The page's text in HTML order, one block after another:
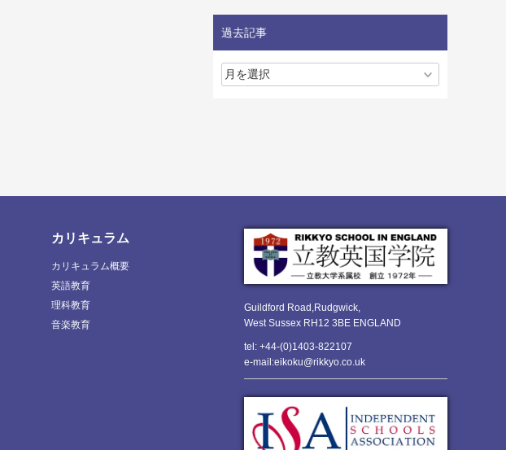
過去記事
Guildford Road,Rudgwick,
West Sussex RH12 3BE ENGLAND
tel: +44-(0)1403-822107
e-mail:eikoku@rikkyo.co.uk
カリキュラム
カリキュラム概要
英語教育
理科教育
音楽教育